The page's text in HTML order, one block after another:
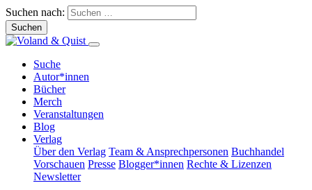
Suchen nach:
Suche
Autor*innen
Bücher
Merch
Veranstaltungen
Blog
Verlag
Über den Verlag Team & Ansprechpersonen Buchhandel
Vorschauen Presse Blogger*innen Rechte & Lizenzen
Newsletter